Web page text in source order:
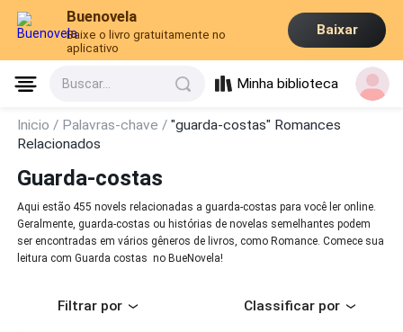
Buenovela
Baixe o livro gratuitamente no
aplicativo
Baixar
Buscar... Minha biblioteca
Inicio / Palavras-chave /"guarda-costas" Romances
Relacionados
Guarda-costas
Aqui estão 455 novels relacionadas a guarda-costas para você ler online.
Geralmente, guarda-costas ou histórias de novelas semelhantes podem
ser encontradas em vários gêneros de livros, como Romance. Comece sua
leitura com Guarda costas no BueNovela!
Filtrar por Classificar por